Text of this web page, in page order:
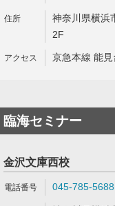
神奈川県横浜
2F
京急本線 能
臨海セミナー
金沢文庫西校
045-785-5688